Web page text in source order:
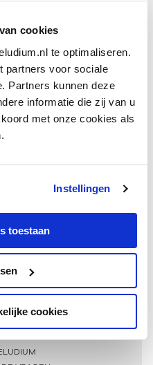
cookies
te optimaliseren.
partners voor sociale
Partners kunnen deze
informatie die zij van u
met onze cookies als
Instellingen
toestaan
cookies